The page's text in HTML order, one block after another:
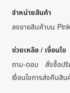
จำหน่ายสินค้า
ลงขายสินค้าบน
ช่วยเหลือ / เงื่อนไข
ถาม-ตอบ
สั่งซื้อป
เงื่อนไขการส่งคืนสิน